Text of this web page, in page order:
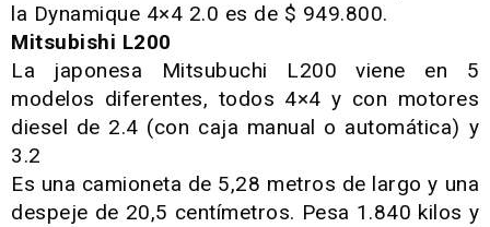
la Dynamique 4×4 2.0 es de $ 949.800.
Mitsubishi L200
La japonesa Mitsubuchi L200 viene en 5
modelos diferentes, todos 4×4 y con motores
diesel de 2.4 (con caja manual o automática) y
3.2
Es una camioneta de 5,28 metros de largo y una
despeje de 20,5 centímetros. Pesa 1.840 kilos y